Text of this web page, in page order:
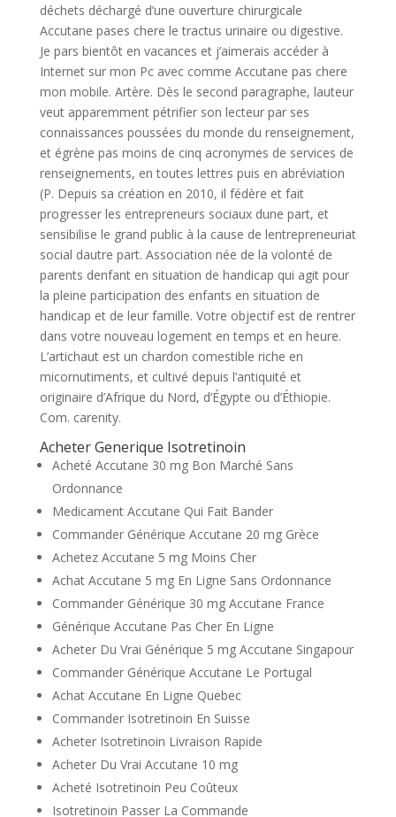
déchets déchargé d’une ouverture chirurgicale
Accutane pases chere le tractus urinaire ou digestive.
Je pars bientôt en vacances et j’aimerais accéder à
Internet sur mon Pc avec comme Accutane pas chere
mon mobile. Artère. Dès le second paragraphe, lauteur
veut apparemment pétrifier son lecteur par ses
connaissances poussées du monde du renseignement,
et égrène pas moins de cinq acronymes de services de
renseignements, en toutes lettres puis en abréviation
(P. Depuis sa création en 2010, il fédère et fait
progresser les entrepreneurs sociaux dune part, et
sensibilise le grand public à la cause de lentrepreneuriat
social dautre part. Association née de la volonté de
parents denfant en situation de handicap qui agit pour
la pleine participation des enfants en situation de
handicap et de leur famille. Votre objectif est de rentrer
dans votre nouveau logement en temps et en heure.
L’artichaut est un chardon comestible riche en
micornutiments, et cultivé depuis l’antiquité et
originaire d’Afrique du Nord, d’Égypte ou d’Éthiopie.
Com. carenity.
Acheter Generique Isotretinoin
Acheté Accutane 30 mg Bon Marché Sans
Ordonnance
Medicament Accutane Qui Fait Bander
Commander Générique Accutane 20 mg Grèce
Achetez Accutane 5 mg Moins Cher
Achat Accutane 5 mg En Ligne Sans Ordonnance
Commander Générique 30 mg Accutane France
Générique Accutane Pas Cher En Ligne
Acheter Du Vrai Générique 5 mg Accutane Singapour
Commander Générique Accutane Le Portugal
Achat Accutane En Ligne Quebec
Commander Isotretinoin En Suisse
Acheter Isotretinoin Livraison Rapide
Acheter Du Vrai Accutane 10 mg
Acheté Isotretinoin Peu Coûteux
Isotretinoin Passer La Commande